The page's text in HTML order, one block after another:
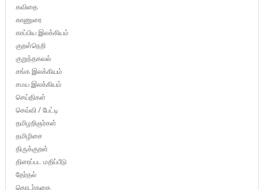
கவிதை
காணுரை
காப்பிய இலக்கியம்
குறள்நெறி
குறுந்தகவல்
சங்க இலக்கியம்
சமய இலக்கியம்
செய்திகள்
செவ்வி / பேட்டி
தமிழறிஞர்கள்
தமிழிசை
திருக்குறள்
திரைப்பட மதிப்பீடு
தேர்தல்
தொடர்கதை